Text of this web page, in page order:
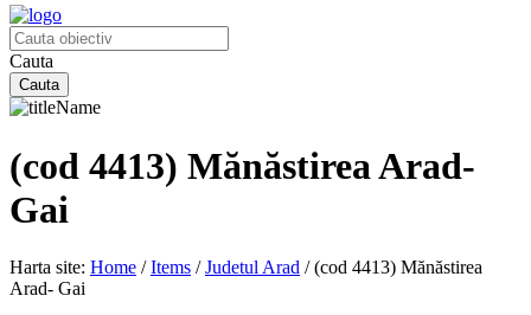
Cauta
(cod 4413) Mănăstirea Arad-
Gai
Harta site: Home / Items / Judetul Arad / (cod 4413) Mănăstirea
Arad- Gai